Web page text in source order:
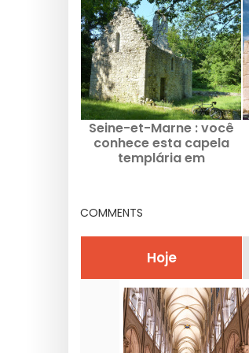
Seine-et-Marne : você
conhece esta capela
templária em
COMMENTS
Hoje